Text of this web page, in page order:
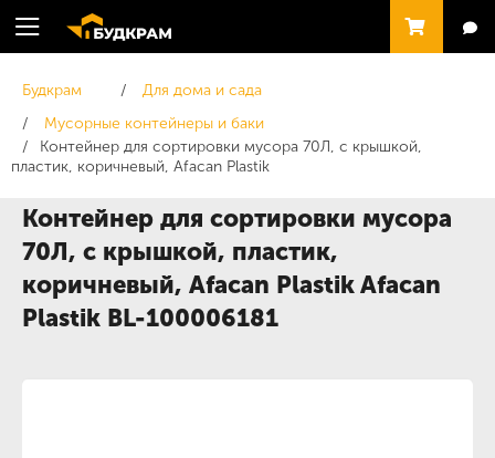
Будкрам
Для дома и сада
Мусорные контейнеры и баки
Контейнер для сортировки мусора 70Л, с крышкой,
пластик, коричневый, Afacan Plastik
Контейнер для сортировки мусора
70Л, с крышкой, пластик,
коричневый, Afacan Plastik Afacan
Plastik BL-100006181